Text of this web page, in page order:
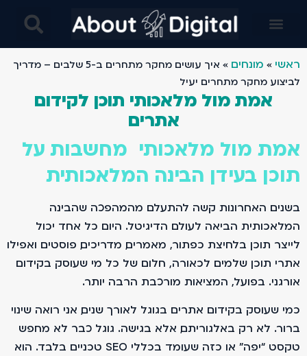
ראשי » מונחים »
איך עושים מחקר מתחרים ב-5 שלבים – מדריך
לביצוע מחקר מתחרים יעיל
אמת מול מלאכותי תוכן לקידום
אתרים
אמת מול מלאכותי מחשבות על
תוכן בעידן הבינה המלאכותית
בשנים האחרונות קשה להתעלם מהמהפכה שהבינה
המלאכותית הביאה לעולם הדיגיטל. היום כל אחד יכול
לייצר תוכן בלחיצת כפתור, מאמרים, מדריכים, פוסטים ואפילו
אתרי תוכן שלמים. לכאורה, חלום של כל מי שעוסק בקידום
אורגני. בפועל, המציאות מורכבת הרבה יותר.
כמי שעוסק בקידום אתרים בגוגל לאורך שנים, אני רואה שינוי
ברור. לא רק באלגוריתם, אלא בגישה. גוגל כבר לא מחפש
טקסט “יפה” או כזה שעומד בכללי SEO טכניים בלבד. הוא